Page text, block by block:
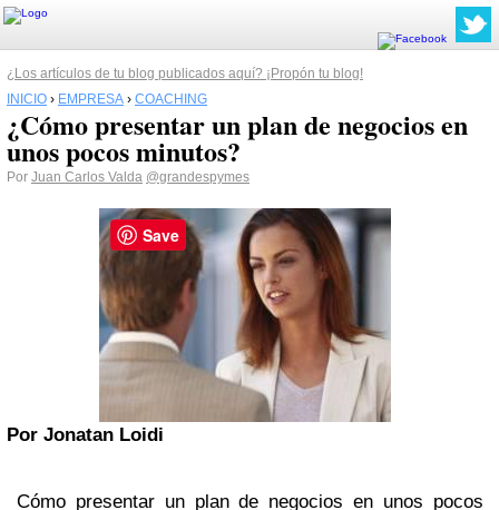
¿Los artículos de tu blog publicados aquí? ¡Propón tu blog!
INICIO › EMPRESA › COACHING
¿Cómo presentar un plan de negocios en
unos pocos minutos?
Por Juan Carlos Valda @grandespymes
Por Jonatan Loidi
Cómo presentar un plan de negocios en unos pocos
Save